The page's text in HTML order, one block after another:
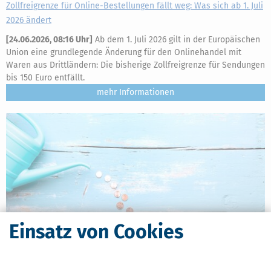
Einsatz von Cookies
Zollfreigrenze für Online-Bestellungen fällt weg: Was sich ab 1. Juli
2026 ändert
[24.06.2026, 08:16 Uhr] Ab dem 1. Juli 2026 gilt in der Europäischen
Union eine grundlegende Änderung für den Onlinehandel mit
Waren aus Drittländern: Die bisherige Zollfreigrenze für Sendungen
bis 150 Euro entfällt.
mehr